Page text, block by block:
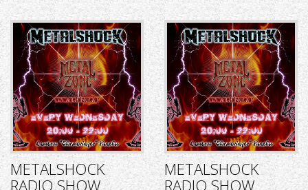
METALSHOCK
RADIO SHOW
METALSHOCK
RADIO SHOW